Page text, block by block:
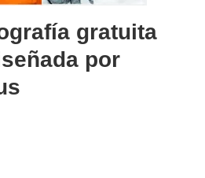
gratuita
por